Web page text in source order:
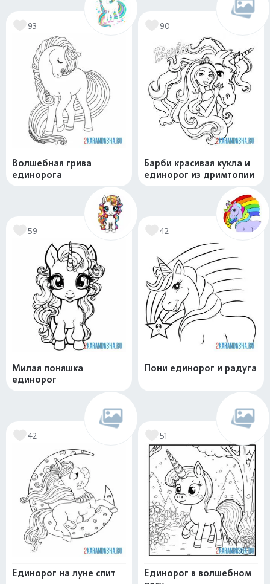
93
Волшебная грива
единорога
90
Барби красивая кукла и
единорог из дримтопии
59
Милая поняшка
единорог
42
Пони единорог и радуга
42
Единорог на луне спит
51
Единорог в волшебном